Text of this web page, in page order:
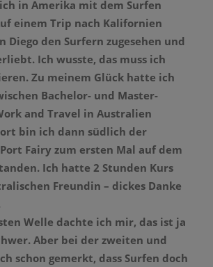
in Amerika mit dem Surfen
einem Trip nach Kalifornien
Diego den Surfern zugesehen und
Ich wusste, das muss ich
Zu meinem Glück hatte ich
Bachelor- und Master-
and Travel in Australien
bin ich dann südlich der
Fairy zum ersten Mal auf dem
Ich hatte 2 Stunden Kurs
Freundin – dickes Danke
Welle dachte ich mir, das ist ja
Aber bei der zweiten und
schon gemerkt, dass Surfen doch